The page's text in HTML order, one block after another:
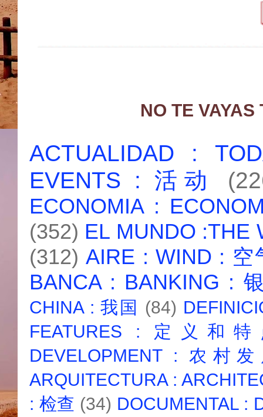
NO TE
ACTUALIDAD :
EVENTS : 活动
ECONOMIA :
(352) EL MUNDO :THE
(312) AIRE : WIND : 空
BANCA : BANKING :
CHINA : 我国 (84)
FEATURES : 定义和
DEVELOPMENT : 农村
ARQUITECTURA :
: 检查 (34) DOCUMENTAL :